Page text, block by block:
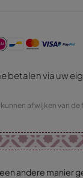
betalen via uw
kunnen afwijken van
andere manier